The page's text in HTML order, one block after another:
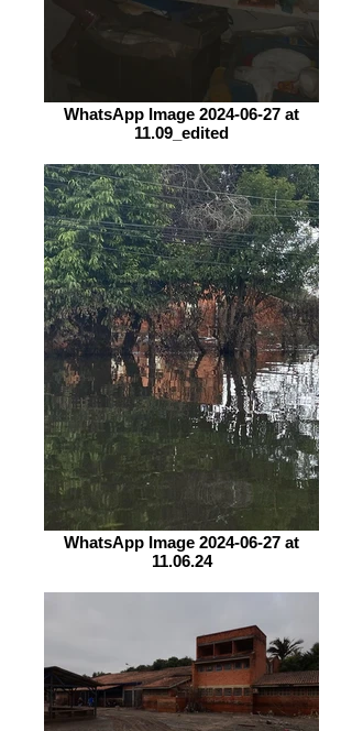
WhatsApp Image 2024-06-27 at
11.09_edited
WhatsApp Image 2024-06-27 at
11.06.24